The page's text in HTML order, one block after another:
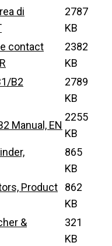
di
2787
KB
contact
2382
KB
B2
2789
KB
Manual, EN
2255
KB
865
KB
Product
862
KB
&
321
KB